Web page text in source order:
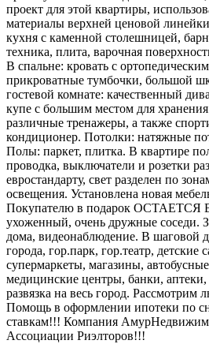
проект для этой квартиры,
материалы верхней ценовой
кухня с каменной столешницей,
техника, плита, варочная
В спальне: кровать с
прикроватные тумбочки, большой
гостевой комнате: качественный
купе с большим местом для
различные тренажеры, а также
кондиционер. Потолки: натяжные
Полы: паркет, плитка. В квартире
проводка, выключатели и розетки
евростандарту, свет разделен по
освещения. Установлена новая
Покупателю в подарок ОСТАЕТСЯ
ухоженный, очень дружные соседи.
дома, видеонаблюдение. В шаговой
города, гор.парк, гор.театр,
супермаркеты, магазины,
медицинские центры, банки, аптеки,
развязка на весь город.
Помощь в оформлении ипотеки по
ставкам!!! Компания
Ассоциации Риэлторов!!!